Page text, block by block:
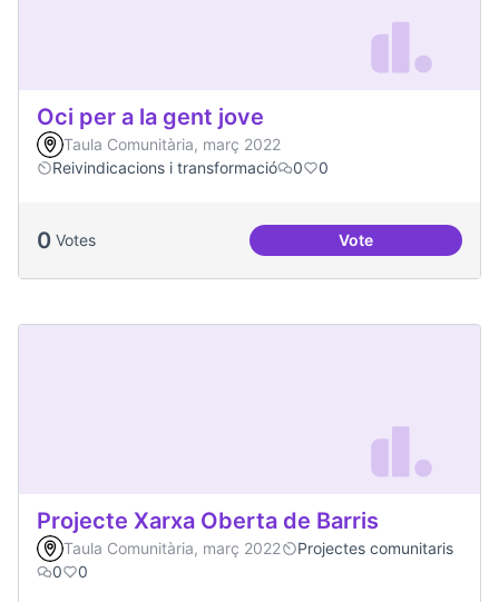
Oci per a la gent jove
Taula Comunitària, març 2022
Reivindicacions i transformació
0 0
0 Votes VoteOci per a la gent
Projecte Xarxa Oberta de Barris
Taula Comunitària, març 2022
Projectes comunitaris
0
0